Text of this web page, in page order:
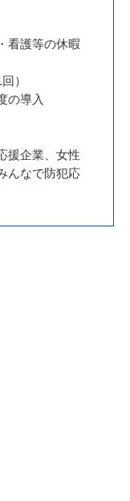
看護等の休暇
）
の導入
援企業、女性
んなで防犯応